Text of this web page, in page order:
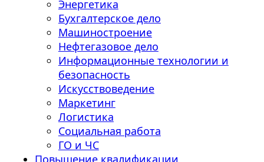
Энергетика
Бухгалтерское дело
Машиностроение
Нефтегазовое дело
Информационные технологии и
безопасность
Искусствоведение
Маркетинг
Логистика
Социальная работа
ГО и ЧС
Повышение квалификации